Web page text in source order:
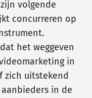
volgende
concurreren op
het weggeven
in
zich uitstekend
in de